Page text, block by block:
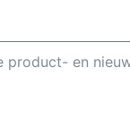
product- en